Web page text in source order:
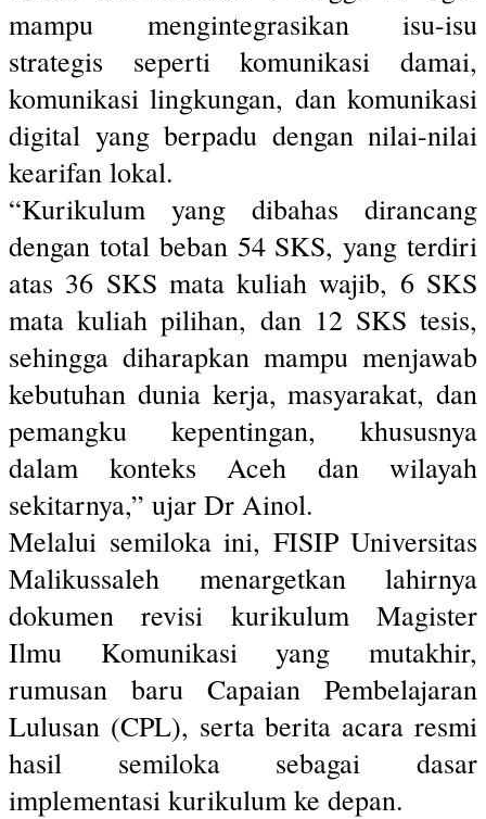
mampu mengintegrasikan isu-isu
strategis seperti komunikasi damai,
komunikasi lingkungan, dan komunikasi
digital yang berpadu dengan nilai-nilai
kearifan lokal.
“Kurikulum yang dibahas dirancang
dengan total beban 54 SKS, yang terdiri
atas 36 SKS mata kuliah wajib, 6 SKS
mata kuliah pilihan, dan 12 SKS tesis,
sehingga diharapkan mampu menjawab
kebutuhan dunia kerja, masyarakat, dan
pemangku kepentingan, khususnya
dalam konteks Aceh dan wilayah
sekitarnya,” ujar Dr Ainol.
Melalui semiloka ini, FISIP Universitas
Malikussaleh menargetkan lahirnya
dokumen revisi kurikulum Magister
Ilmu Komunikasi yang mutakhir,
rumusan baru Capaian Pembelajaran
Lulusan (CPL), serta berita acara resmi
hasil semiloka sebagai dasar
implementasi kurikulum ke depan.